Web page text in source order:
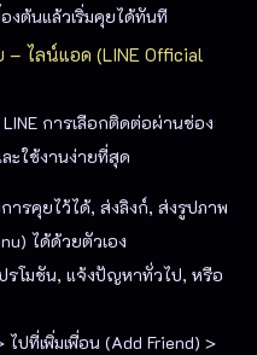
งต้นแล้วเริ่มคุยได้ทันที
ไลน์แอด (LINE Official
การเลือกติดต่อผ่านช่อง
ะใช้งานง่ายที่สุด
ารคุยไว้ได้, ส่งลิงก์, ส่งรูปภาพ
ได้ด้วยตัวเอง
รโมชัน, แจ้งปัญหาทั่วไป, หรือ
ไปที่เพิ่มเพื่อน (Add Friend) >